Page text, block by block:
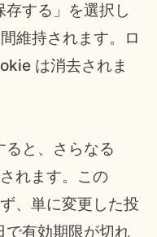
する」を選択し
維持されます。ロ
は消去されま
ると、さらなる
れます。この
、単に変更した投
で有効期限が切れ